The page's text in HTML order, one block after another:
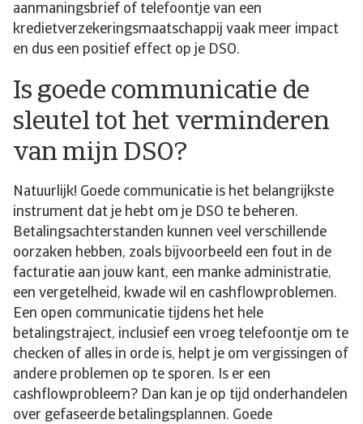
aanmaningsbrief of telefoontje van een
kredietverzekeringsmaatschappij vaak meer impact
en dus een positief effect op je DSO.
Is goede communicatie de
sleutel tot het verminderen
van mijn DSO?
Natuurlijk! Goede communicatie is het belangrijkste
instrument dat je hebt om je DSO te beheren.
Betalingsachterstanden kunnen veel verschillende
oorzaken hebben, zoals bijvoorbeeld een fout in de
facturatie aan jouw kant, een manke administratie,
een vergetelheid, kwade wil en cashflowproblemen.
Een open communicatie tijdens het hele
betalingstraject, inclusief een vroeg telefoontje om te
checken of alles in orde is, helpt je om vergissingen of
andere problemen op te sporen. Is er een
cashflowprobleem? Dan kan je op tijd onderhandelen
over gefaseerde betalingsplannen. Goede